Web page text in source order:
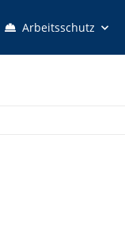
Arbeitsschutz